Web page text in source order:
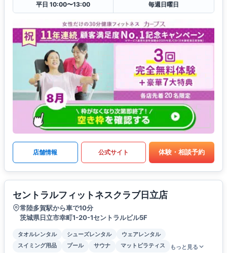
平日 10:00〜13:00
毎週日曜日
店舗情報 公式サイト 体験・相談予約
セントラルフィットネスクラブ日立店
常陸多賀駅から車で10分
茨城県日立市幸町1-20-1セントラルビル5F
タオルレンタル シューズレンタル
ウェアレンタル
スイミング用品
プール サウナ マットピラティス もっと見る